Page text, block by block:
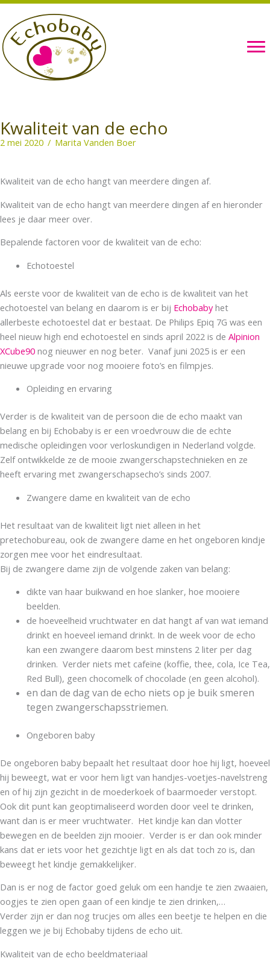
Ga
naar
de
inhoud
Kwaliteit van de echo
2 mei 2020 / Marita Vanden Boer
Kwaliteit van de echo hangt van meerdere dingen af.
Kwaliteit van de echo hangt van meerdere dingen af en hieronder
lees je daar meer over.
Bepalende factoren voor de kwaliteit van de echo:
Echotoestel
Als eerste voor de kwaliteit van de echo is de kwaliteit van het
echotoestel van belang en daarom is er bij Echobabyhet
allerbeste echotoestel dat er bestaat. De Philips Epiq 7G was een
heel nieuw high end echotoestel en sinds april 2022 is de Alpinion
XCube90 nog nieuwer en nog beter. Vanaf juni 2025 is er een
nieuwe upgrade voor nog mooiere foto’s en filmpjes.
Opleiding en ervaring
Verder is de kwaliteit van de persoon die de echo maakt van
belang en bij Echobaby is er een vroedvrouw die de echte
medische opleidingen voor verloskundigen in Nederland volgde.
Zelf ontwikkelde ze de mooie zwangerschapstechnieken en ze
heeft ervaring met zwangerschapsecho’s sinds 2007.
Zwangere dame en kwaliteit van de echo
Het resultaat van de kwaliteit ligt niet alleen in het
pretechobureau, ook de zwangere dame en het ongeboren kindje
zorgen mee voor het eindresultaat.
Bij de zwangere dame zijn de volgende zaken van belang:
dikte van haar buikwand en hoe slanker, hoe mooiere
beelden.
de hoeveelheid vruchtwater en dat hangt af van wat iemand
drinkt en hoeveel iemand drinkt. In de week voor de echo
kan een zwangere daarom best minstens 2 liter per dag
drinken. Verder niets met cafeïne (koffie, thee, cola, Ice Tea,
Red Bull), geen chocomelk of chocolade (en geen alcohol).
en dan de dag van de echo niets op je buik smeren
tegen zwangerschapsstriemen.
Ongeboren baby
De ongeboren baby bepaalt het resultaat door hoe hij ligt, hoeveel
hij beweegt, wat er voor hem ligt van handjes-voetjes-navelstreng
en of hij zijn gezicht in de moederkoek of baarmoeder verstopt.
Ook dit punt kan geoptimaliseerd worden door veel te drinken,
want dan is er meer vruchtwater. Het kindje kan dan vlotter
bewegen en de beelden zijn mooier. Verder is er dan ook minder
kans dat er iets voor het gezichtje ligt en als dat toch zo is, dan
beweegt het kindje gemakkelijker.
Dan is er nog de factor goed geluk om een handje te zien zwaaien,
oogjes te zien open gaan of een kindje te zien drinken,…
Verder zijn er dan nog trucjes om alles een beetje te helpen en die
leggen we je bij Echobaby tijdens de echo uit.
Kwaliteit van de echo beeldmateriaal